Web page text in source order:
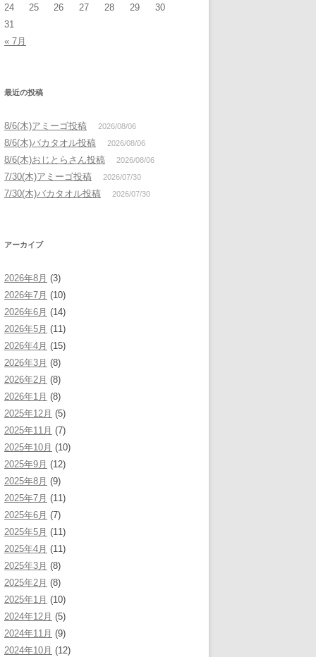
24
25 26 27 28 29
30
31
« 7月
最近の投稿
8/6(木)アミーゴ投稿 2026/08/06
8/6(木)バカタオル投稿 2026/08/06
8/6(木)おじとらさん投稿 2026/08/06
7/30(木)アミーゴ投稿 2026/07/30
7/30(木)バカタオル投稿 2026/07/30
アーカイブ
2026年8月 (3)
2026年7月 (10)
2026年6月 (14)
2026年5月 (11)
2026年4月 (15)
2026年3月 (8)
2026年2月 (8)
2026年1月 (8)
2025年12月 (5)
2025年11月 (7)
2025年10月 (10)
2025年9月 (12)
2025年8月 (9)
2025年7月 (11)
2025年6月 (7)
2025年5月 (11)
2025年4月 (11)
2025年3月 (8)
2025年2月 (8)
2025年1月 (10)
2024年12月 (5)
2024年11月 (9)
2024年10月 (12)